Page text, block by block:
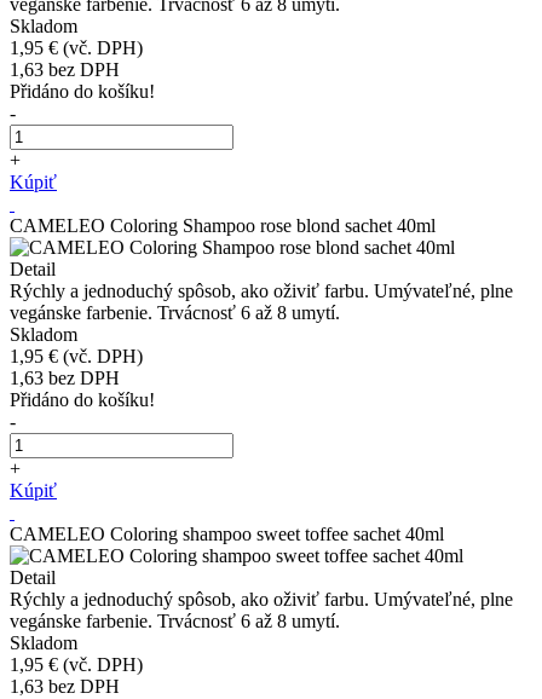
vegánske farbenie. Trvácnosť 6 až 8 umytí.
Skladom
1,95 € (vč. DPH)
1,63 bez DPH
Přidáno do košíku!
-
+
Kúpiť
CAMELEO Coloring Shampoo rose blond sachet 40ml
Detail
Rýchly a jednoduchý spôsob, ako oživiť farbu. Umývateľné, plne
vegánske farbenie. Trvácnosť 6 až 8 umytí.
Skladom
1,95 € (vč. DPH)
1,63 bez DPH
Přidáno do košíku!
-
+
Kúpiť
CAMELEO Coloring shampoo sweet toffee sachet 40ml
Detail
Rýchly a jednoduchý spôsob, ako oživiť farbu. Umývateľné, plne
vegánske farbenie. Trvácnosť 6 až 8 umytí.
Skladom
1,95 € (vč. DPH)
1,63 bez DPH